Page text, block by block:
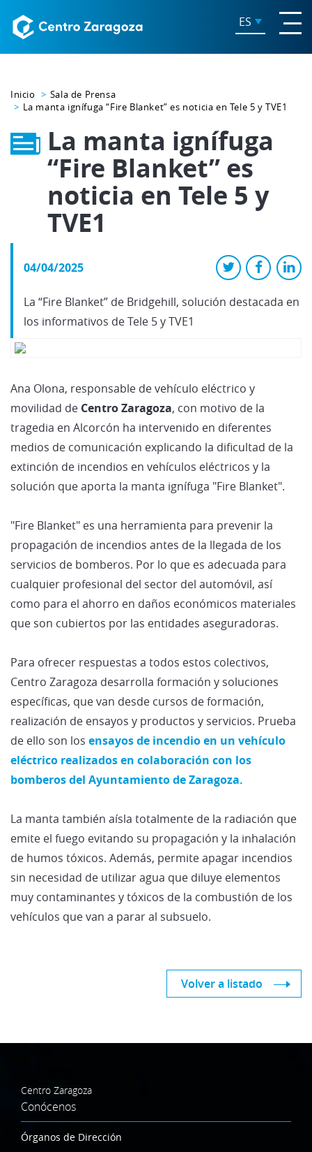
ES
Inicio
Sala de Prensa
La manta ignífuga “Fire Blanket” es noticia en Tele 5 y TVE1
La manta ignífuga
“Fire Blanket” es
noticia en Tele 5 y
TVE1
04/04/2025
La “Fire Blanket” de Bridgehill, solución destacada en
los informativos de Tele 5 y TVE1
Ana Olona, responsable de vehículo eléctrico y
movilidad de Centro Zaragoza, con motivo de la
tragedia en Alcorcón ha intervenido en diferentes
medios de comunicación explicando la dificultad de la
extinción de incendios en vehículos eléctricos y la
solución que aporta la manta ignífuga "Fire Blanket".
"Fire Blanket" es una herramienta para prevenir la
propagación de incendios antes de la llegada de los
servicios de bomberos. Por lo que es adecuada para
cualquier profesional del sector del automóvil, así
como para el ahorro en daños económicos materiales
que son cubiertos por las entidades aseguradoras.
Para ofrecer respuestas a todos estos colectivos,
Centro Zaragoza desarrolla formación y soluciones
específicas, que van desde cursos de formación,
realización de ensayos y productos y servicios. Prueba
de ello son los ensayos de incendio en un vehículo
eléctrico realizados en colaboración con los
bomberos del Ayuntamiento de Zaragoza.
La manta también aísla totalmente de la radiación que
emite el fuego evitando su propagación y la inhalación
de humos tóxicos. Además, permite apagar incendios
sin necesidad de utilizar agua que diluye elementos
muy contaminantes y tóxicos de la combustión de los
vehículos que van a parar al subsuelo.
Volver a listado
Centro Zaragoza
Conócenos
Órganos de Dirección